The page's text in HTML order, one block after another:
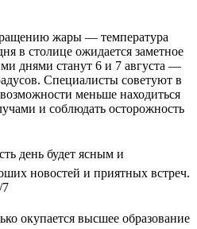
жары — температура
в столице ожидается заметное
днями станут 6 и 7 августа —
Специалисты советуют в
меньше находиться
и соблюдать осторожность
день будет ясным и
новостей и приятных встреч.
окупается высшее образование